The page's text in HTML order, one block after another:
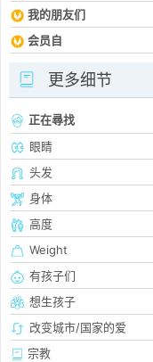
我的朋友们
会员自
更多细节
正在尋找
眼睛
头发
身体
高度
Weight
有孩子们
想生孩子
改变城市/国家的爱
宗教